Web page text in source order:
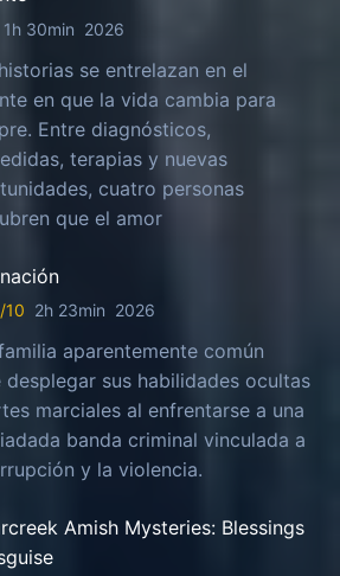
1h 30min 2026
se entrelazan en el
en que la vida cambia para
Entre diagnósticos,
terapias y nuevas
cuatro personas
que el amor
2h 23min 2026
aparentemente común
desplegar sus habilidades ocultas
marciales al enfrentarse a una
banda criminal vinculada a
y la violencia.
Amish Mysteries: Blessings